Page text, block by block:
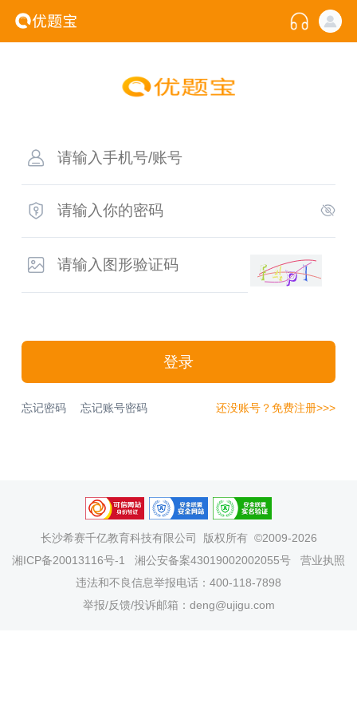
登录
忘记密码 忘记账号密码 还没账号？免费注册>>>
长沙希赛千亿教育科技有限公司
版权所有 ©2009-2026
湘ICP备20013116号-1
湘公安备案43019002002055号
营业执照
违法和不良信息举报电话：400-118-7898
举报/反馈/投诉邮箱：deng@ujigu.com